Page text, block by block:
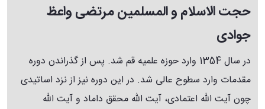
حجت الاسلام و المسلمین مرتضی واعظ
جوادی
در سال 1354 وارد حوزه علمیه قم شد. پس از گذراندن دوره
مقدمات وارد سطوح عالی شد. در این دوره نیز از نزد اساتیدی
چون آیت‌ الله اعتمادی، آیت‌ الله محقق داماد و آیت‌ الله